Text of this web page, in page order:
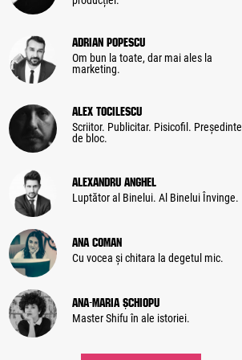
Adrian Popescu
Om bun la toate, dar mai ales la
marketing.
Alex Tocilescu
Scriitor. Publicitar. Pisicofil. Președinte
de bloc.
Alexandru Anghel
Luptător al Binelui. Al Binelui Învinge.
Ana Coman
Cu vocea și chitara la degetul mic.
Ana-Maria Șchiopu
Master Shifu în ale istoriei.